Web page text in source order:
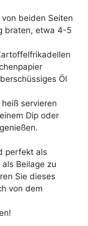
beiden Seiten
braten, etwa 4-5
Öl
servieren
Dip oder
perfekt als
Beilage zu
Sie dieses
von dem